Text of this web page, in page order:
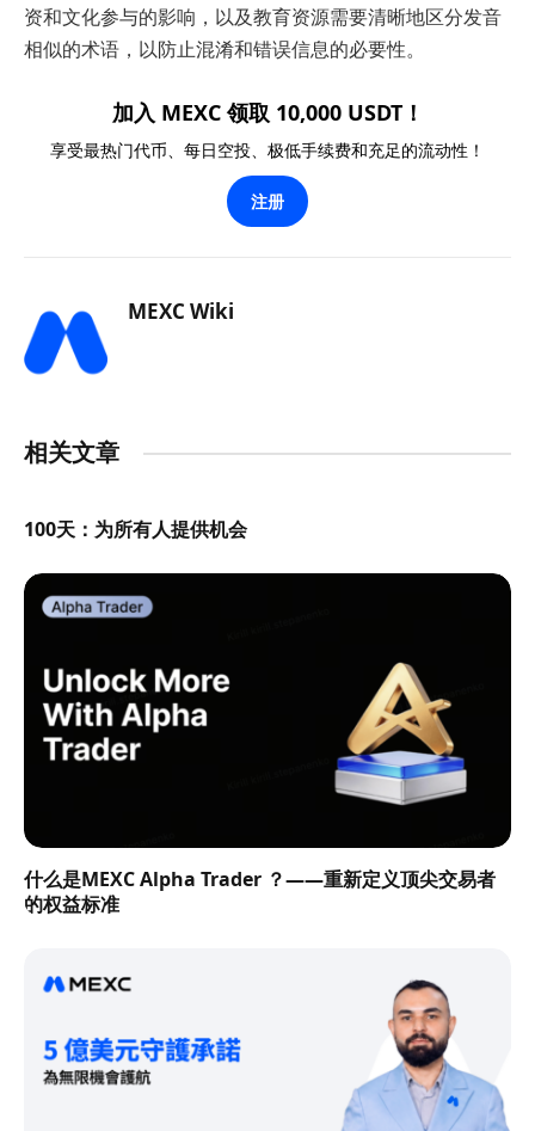
资和文化参与的影响，以及教育资源需要清晰地区分发音
相似的术语，以防止混淆和错误信息的必要性。
加入 MEXC 领取 10,000 USDT！
享受最热门代币、每日空投、极低手续费和充足的流动性！
注册
MEXC Wiki
相关文章
100天：为所有人提供机会
什么是MEXC Alpha Trader ？——重新定义顶尖交易者
的权益标准